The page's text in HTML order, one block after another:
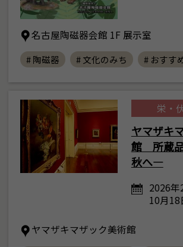
名古屋陶磁器会館 1F 展示室
# 陶磁器 # 文化のみち # おすす
栄・
ヤマザキ
館 所蔵
秋へ―
2026
10月18
ヤマザキマザック美術館